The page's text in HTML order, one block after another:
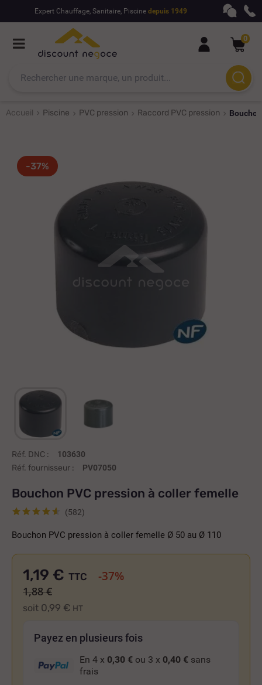
Expert Chauffage, Sanitaire, Piscine depuis 1949
0
Accueil Piscine PVC pression Raccord PVC pression
-37%
Réf. DNC : 103630
Réf. fournisseur : PV07050
Bouchon PVC pression à coller femelle
(582)
Bouchon PVC pression à coller femelle Ø 50 au Ø 110
1,19 €
soit 0,99 € HT
TTC -37%
1,88 €
Payez en plusieurs fois
En 4 x 0,30 € ou 3 x 0,40 € sans
frais